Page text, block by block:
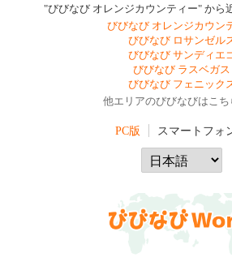
"びびなび オレンジカウンティー" から
びびなび オレンジカウン
びびなび ロサンゼル
びびなび サンディエ
びびなび ラスベガス
びびなび フェニック
他エリアのびびなびはこち
PC版 スマートフォ